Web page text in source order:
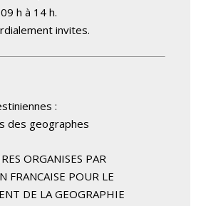
h à 14 h.
invites.
:
des geographes
ORGANISES PAR
FRANCAISE POUR LE
DE LA GEOGRAPHIE